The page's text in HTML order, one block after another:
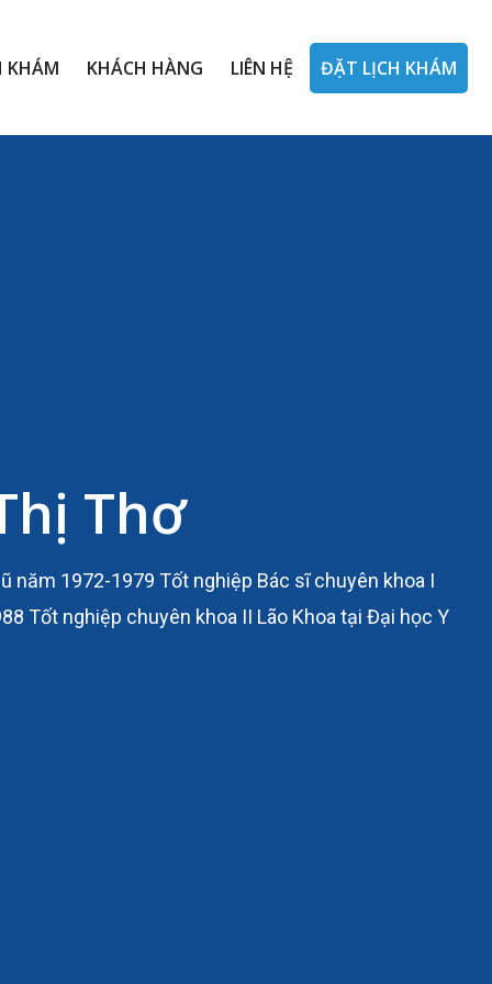
KHÁM KHÁCH HÀNG LIÊN HỆ ĐẶT LỊCH KHÁM
Thơ
năm 1972-1979 Tốt nghiệp Bác sĩ chuyên khoa I
Tốt nghiệp chuyên khoa II Lão Khoa tại Đại học Y